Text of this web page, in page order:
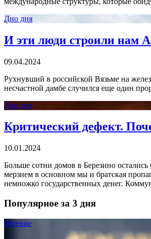
Дно дня
И эти люди строили нам
09.04.2024
Рухнувший в российской Вязьме на
несчастной дамбе случился еще один
Дно дня
Критический дефект.
10.01.2024
Больше сотни домов в Березино
мерзнем в основном мы и братская
немножко государственных денег.
Популярное за 3 дня
Мнение